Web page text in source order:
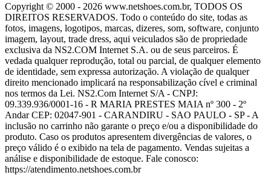
Copyright © 2000 - 2026 www.netshoes.com.br, TODOS OS
DIREITOS RESERVADOS. Todo o conteúdo do site, todas as
fotos, imagens, logotipos, marcas, dizeres, som, software, conjunto
imagem, layout, trade dress, aqui veiculados são de propriedade
exclusiva da NS2.COM Internet S.A. ou de seus parceiros. É
vedada qualquer reprodução, total ou parcial, de qualquer elemento
de identidade, sem expressa autorização. A violação de qualquer
direito mencionado implicará na responsabilização cível e criminal
nos termos da Lei. NS2.Com Internet S/A - CNPJ:
09.339.936/0001-16 - R MARIA PRESTES MAIA nº 300 - 2º
Andar CEP: 02047-901 - CARANDIRU - SAO PAULO - SP - A
inclusão no carrinho não garante o preço e/ou a disponibilidade do
produto. Caso os produtos apresentem divergências de valores, o
preço válido é o exibido na tela de pagamento. Vendas sujeitas a
análise e disponibilidade de estoque. Fale conosco:
https://atendimento.netshoes.com.br